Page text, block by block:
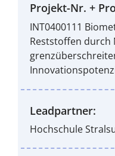
Projekt-Nr. +
INT0400111
Reststoffen durch
Leadpartner:
Hochschule